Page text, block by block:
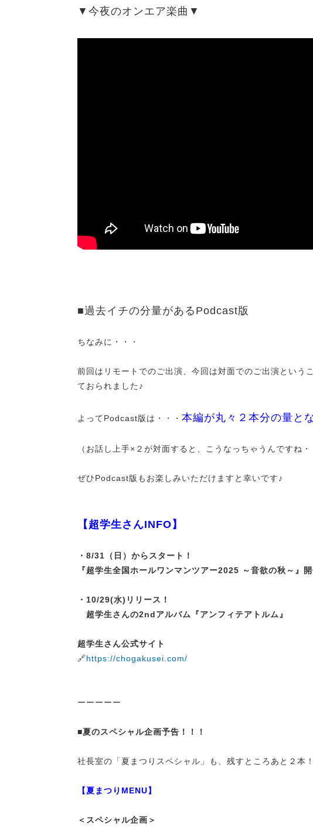
▼今夜のオンエア楽曲▼
■過去イチの分量があるPodcast版
ちなみに・・・
前回はリモートでのご出演、今回は対面でのご出演という
ておられました♪
よってPodcast版は・・・ 本編が丸々２本分の量と
（お話し上手×２が対面すると、こうなっちゃうんですね・
ぜひPodcast版もお楽しみいただけますと幸いです♪
【超学生さんINFO】
・8/31（日）からスタート！
『超学生全国ホールワンマンツアー2025 ～音欲の秋～』開
・10/29(水)リリース！
超学生さんの2ndアルバム『アンフィテアトルム』
超学生さん公式サイト
🔗https://chogakusei.com/
ーーーーー
■夏のスペシャル企画予告！！！
社長室の「夏まつりスペシャル」も、残すところあと２本！
【夏まつりMENU】
＜スペシャル企画＞